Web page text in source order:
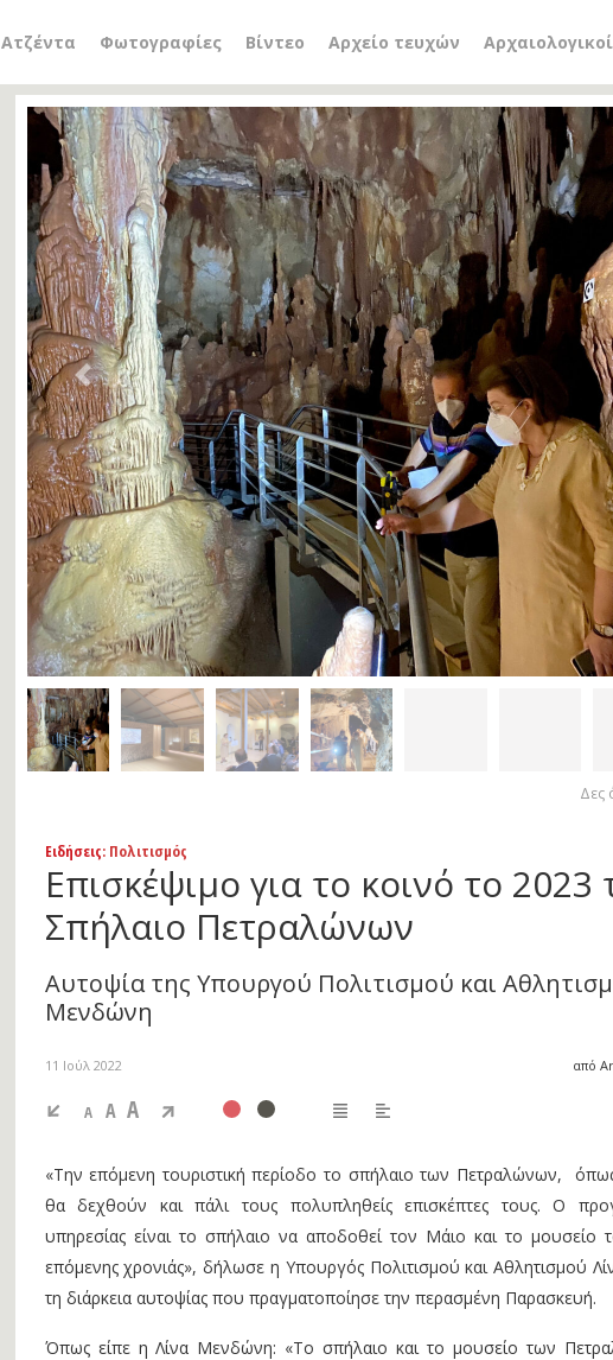
Ατζέντα Φωτογραφίες Βίντεο Αρχείο τευχών
Previous
Δες
Ειδήσεις: Πολιτισμός
Επισκέψιμο για το κοινό το 2023
Σπήλαιο Πετραλώνων
Αυτοψία της Υπουργού Πολιτισμού και
Μενδώνη
11 Ιούλ 2022 από
A A A
«Την επόμενη τουριστική περίοδο το σπήλαιο των Πετραλώνων,
θα δεχθούν και πάλι τους πολυπληθείς επισκέπτες τους. Ο
υπηρεσίας είναι το σπήλαιο να αποδοθεί τον Μάιο και το μουσείο
επόμενης χρονιάς», δήλωσε η Υπουργός Πολιτισμού και Αθλητισμού
τη διάρκεια αυτοψίας που πραγματοποίησε την περασμένη Παρασκευή.
Όπως είπε η Λίνα Μενδώνη: «Το σπήλαιο και το μουσείο των